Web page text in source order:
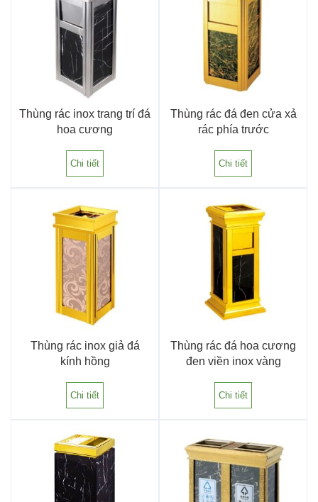
Thùng rác inox trang trí đá
hoa cương
Chi tiết
Thùng rác đá đen cửa xả
rác phía trước
Chi tiết
Thùng rác inox giả đá
kính hồng
Chi tiết
Thùng rác đá hoa cương
đen viền inox vàng
Chi tiết